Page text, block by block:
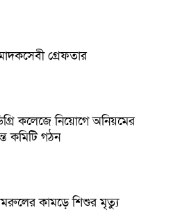
গ্রেফতার
কলেজে নিয়োগে অনিয়মের
কমিটি গঠন
কামড়ে শিশুর মৃত্যু